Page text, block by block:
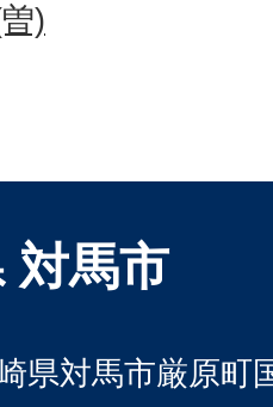
)
対馬市
県対馬市厳原町